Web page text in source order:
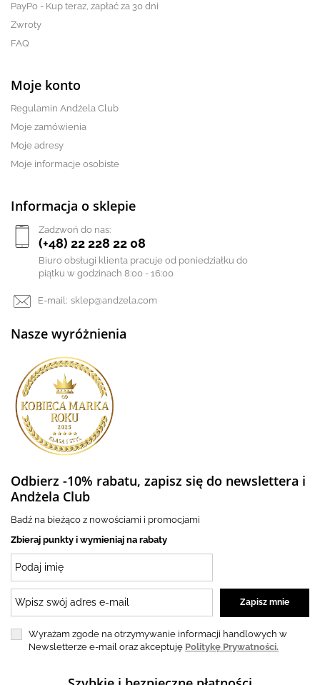
PayPo - Kup teraz, zapłać za 30 dni
Zwroty
FAQ
Moje konto
Regulamin Andżela Club
Moje zamówienia
Moje adresy
Moje informacje osobiste
Informacja o sklepie
Zadzwoń do nas:
(+48) 22 228 22 08
Biuro obsługi klienta pracuje od poniedziałku do
piątku w godzinach 8:00 - 16:00
E-mail: sklep@andzela.com
Nasze wyróżnienia
Odbierz -10% rabatu, zapisz się do newslettera i
Andżela Club
Badź na bieżąco z nowościami i promocjami
Zbieraj punkty i wymieniaj na rabaty
Wyrażam zgode na otrzymywanie informacji handlowych w
Newsletterze e-mail oraz akceptuję Politykę Prywatności.